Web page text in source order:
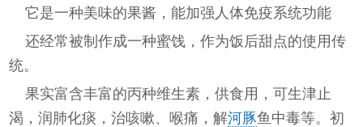
它是一种美味的果酱，能加强人体免疫系统功能
还经常被制作成一种蜜饯，作为饭后甜点的使用传
统。
果实富含丰富的丙种维生素，供食用，可生津止
渴，润肺化痰，治咳嗽、喉痛，解河豚鱼中毒等。初